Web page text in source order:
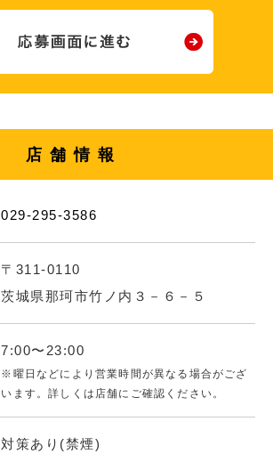
店舗情報
029-295-3586
〒311-0110
茨城県那珂市竹ノ内３－６－５
7:00〜23:00
※曜日などにより営業時間が異なる場合がござ
います。詳しくは店舗にご確認ください。
対策あり(禁煙)